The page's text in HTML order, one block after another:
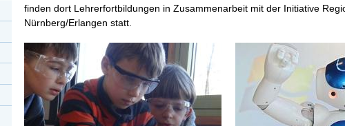
finden dort Lehrerfortbildungen in Zusammenarbeit mit der Initiative
Nürnberg/Erlangen statt.